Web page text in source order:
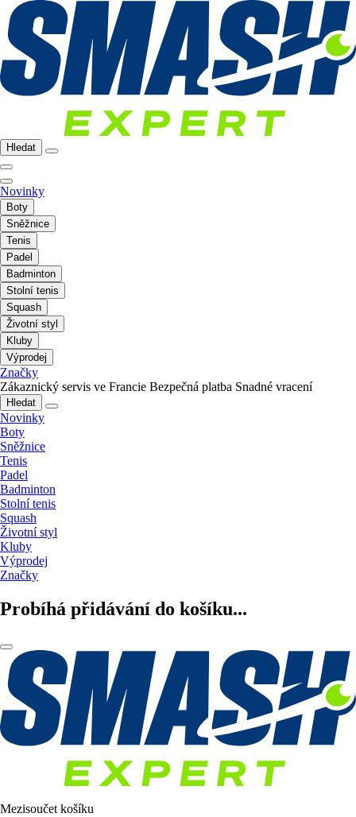
Hledat
Novinky
Boty
Sněžnice
Tenis
Padel
Badminton
Stolní tenis
Squash
Životní styl
Kluby
Výprodej
Značky
Zákaznický servis ve Francie Bezpečná platba Snadné vracení
Hledat
Novinky
Boty
Sněžnice
Tenis
Padel
Badminton
Stolní tenis
Squash
Životní styl
Kluby
Výprodej
Značky
Probíhá přidávání do košíku...
Mezisoučet košíku